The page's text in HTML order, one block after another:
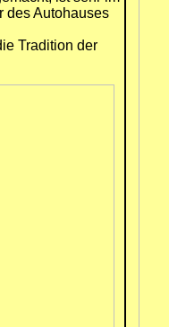
des Autohauses
Tradition der